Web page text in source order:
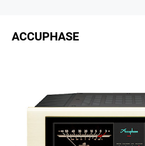
ACCUPHASE